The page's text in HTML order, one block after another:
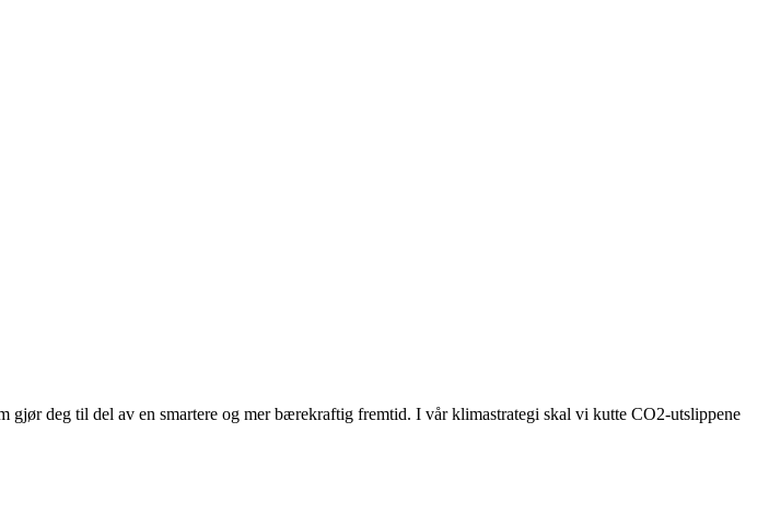
deg til del av en smartere og mer bærekraftig fremtid. I vår klimastrategi skal vi kutte CO2-utslippene